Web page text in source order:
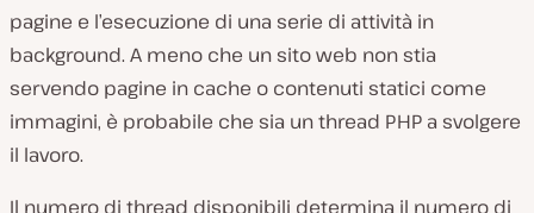
pagine e l’esecuzione di una serie di attività in
background. A meno che un sito web non stia
servendo pagine in cache o contenuti statici come
immagini, è probabile che sia un thread PHP a svolgere
il lavoro.
Il numero di thread disponibili determina il numero di